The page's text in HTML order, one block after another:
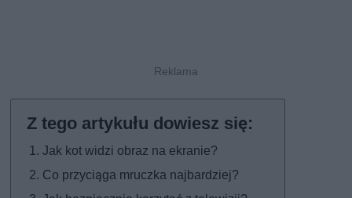
Jak kot widzi obraz na ekranie?
Co przyciąga mruczka najbardziej?